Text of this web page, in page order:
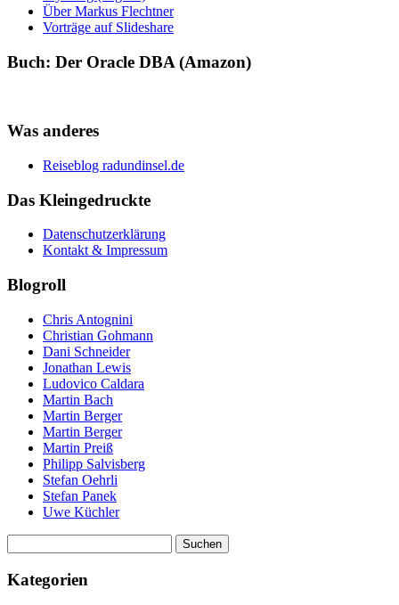
Über Markus Flechtner
Vorträge auf Slideshare
Buch: Der Oracle DBA (Amazon)
Was anderes
Reiseblog radundinsel.de
Das Kleingedruckte
Datenschutzerklärung
Kontakt & Impressum
Blogroll
Chris Antognini
Christian Gohmann
Dani Schneider
Jonathan Lewis
Ludovico Caldara
Martin Bach
Martin Berger
Martin Berger
Martin Preiß
Philipp Salvisberg
Stefan Oehrli
Stefan Panek
Uwe Küchler
nach:
Kategorien